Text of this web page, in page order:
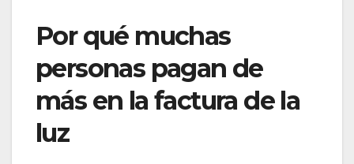
Por qué muchas
personas pagan de
más en la factura de la
luz